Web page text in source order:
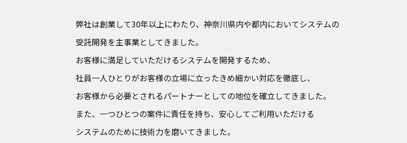
弊社は創業して30年以上にわたり、神奈川県内や都内においてシステムの
受託開発を主事業としてきました。
お客様に満足していただけるシステムを開発するため、
社員一人ひとりがお客様の立場に立ったきめ細かい対応を徹底し、
お客様から必要とされるパートナーとしての地位を確立してきました。
また、一つひとつの案件に責任を持ち、安心してご利用いただける
システムのために技術力を磨いてきました。